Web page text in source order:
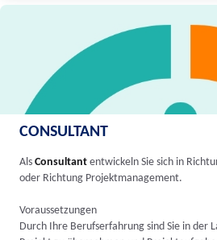
CONSULTANT
Als Consultant entwickeln Sie sich in
oder Richtung Projektmanagement.
Voraussetzungen
Durch Ihre Berufserfahrung sind Sie in der